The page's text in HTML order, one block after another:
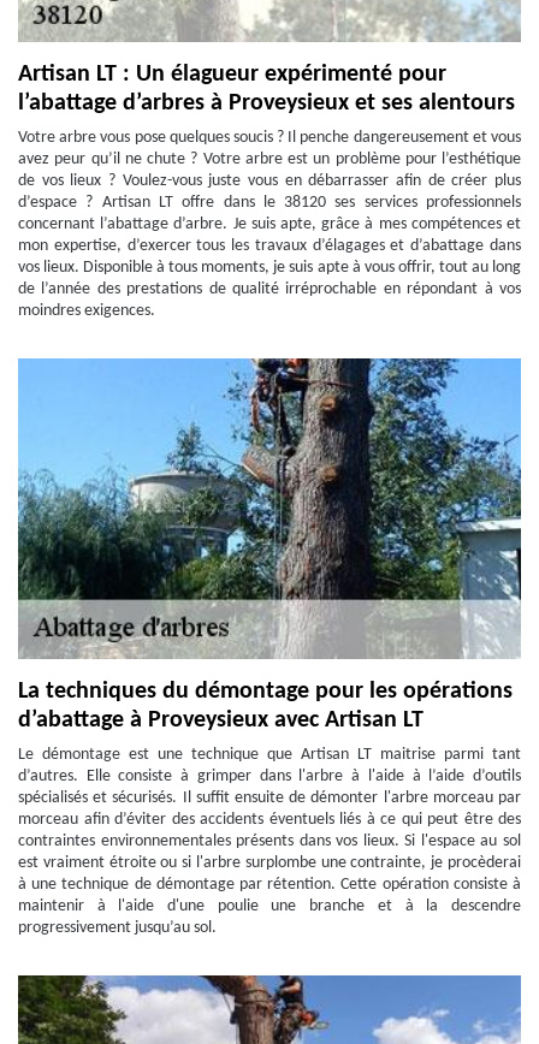
Artisan LT : Un élagueur expérimenté pour
l’abattage d’arbres à Proveysieux et ses alentours
Votre arbre vous pose quelques soucis ? Il penche dangereusement et vous
avez peur qu’il ne chute ? Votre arbre est un problème pour l’esthétique
de vos lieux ? Voulez-vous juste vous en débarrasser afin de créer plus
d’espace ? Artisan LT offre dans le 38120 ses services professionnels
concernant l’abattage d’arbre. Je suis apte, grâce à mes compétences et
mon expertise, d’exercer tous les travaux d’élagages et d’abattage dans
vos lieux. Disponible à tous moments, je suis apte à vous offrir, tout au long
de l’année des prestations de qualité irréprochable en répondant à vos
moindres exigences.
La techniques du démontage pour les opérations
d’abattage à Proveysieux avec Artisan LT
Le démontage est une technique que Artisan LT maitrise parmi tant
d’autres. Elle consiste à grimper dans l'arbre à l'aide à l’aide d’outils
spécialisés et sécurisés. Il suffit ensuite de démonter l'arbre morceau par
morceau afin d’éviter des accidents éventuels liés à ce qui peut être des
contraintes environnementales présents dans vos lieux. Si l'espace au sol
est vraiment étroite ou si l'arbre surplombe une contrainte, je procèderai
à une technique de démontage par rétention. Cette opération consiste à
maintenir à l'aide d'une poulie une branche et à la descendre
progressivement jusqu’au sol.